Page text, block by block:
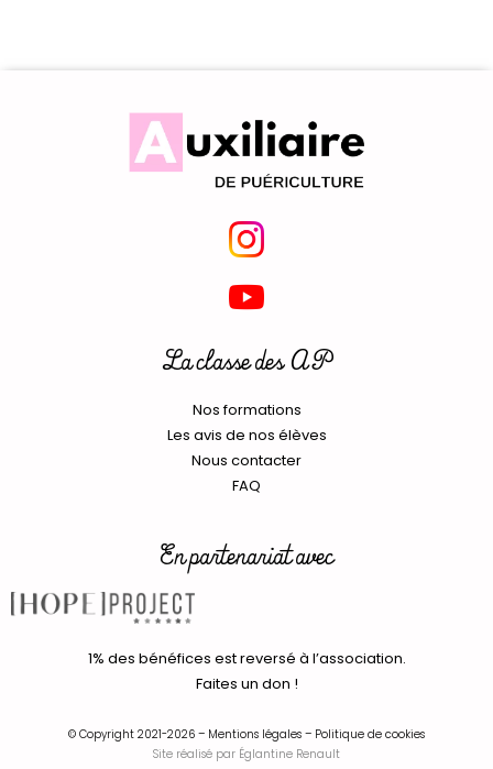
La classe des AP
Nos formations
Les avis de nos élèves
Nous contacter
FAQ
En partenariat avec
1% des bénéfices est reversé à l’association.
Faites un don !
© Copyright 2021-2026 – Mentions légales – Politique de cookies
Site réalisé par Églantine Renault